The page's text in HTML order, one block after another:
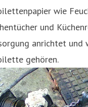
wie
und
anrichtet und
gehören.